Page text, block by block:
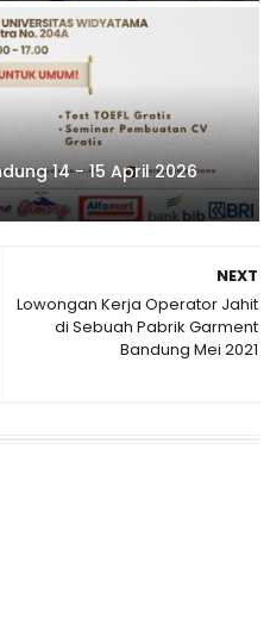
14 - 15 April 2026
NEXT
Lowongan Kerja Operator Jahit
di Sebuah Pabrik Garment
Bandung Mei 2021